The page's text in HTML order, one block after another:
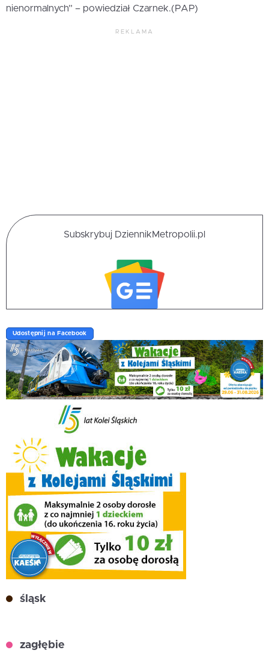
nienormalnych” – powiedział Czarnek.(PAP)
REKLAMA
Subskrybuj DziennikMetropolii.pl
Udostępnij na Facebook
śląsk
zagłębie